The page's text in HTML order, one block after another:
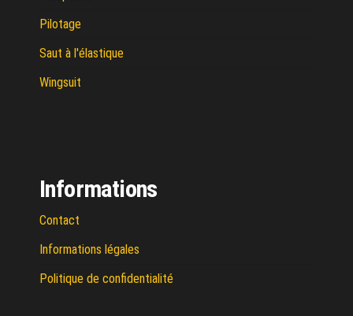
Pilotage
Saut à l'élastique
Wingsuit
Informations
Contact
Informations légales
Politique de confidentialité